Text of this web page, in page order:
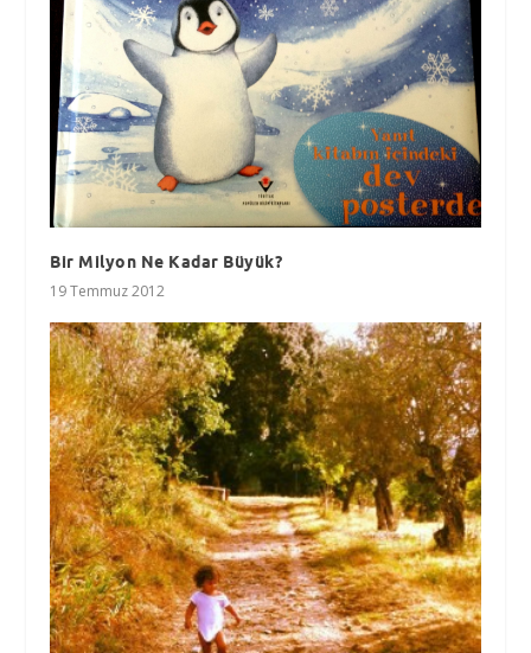
Bir Milyon Ne Kadar Büyük?
19 Temmuz 2012